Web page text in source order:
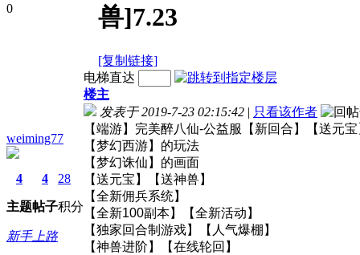
0
兽]7.23
[复制链接]
weiming77
4
主题
4
帖子
28
积分
新手上路
电梯直达
楼主
发表于 2019-7-23 02:15:42 | 只看该作者
【端游】完美醉八仙-公益服【新回合】【送元
【梦幻西游】的玩法
【梦幻诛仙】的画面
【送元宝】【送神兽】
【全新佣兵系统】
【全新100副本】【全新活动】
【独家回合制游戏】【人气爆棚】
【神兽进阶】【在线轮回】